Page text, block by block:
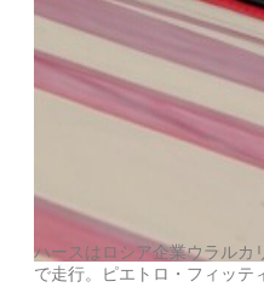
ハースはロシア企業ウラルカ
で走行。ピエトロ・フィッテ